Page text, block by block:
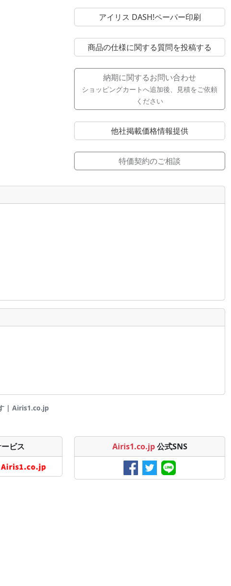
アイリス DASH!ペーパー印刷
商品の仕様に関する質問を投稿する
納期に関するお問い合わせ
ショッピングカートへ追加後、見積をご依頼
ください
他社掲載価格情報提供
特価契約のご相談
| Airis1.co.jp
ビス Airis1.co.jp 公式SNS